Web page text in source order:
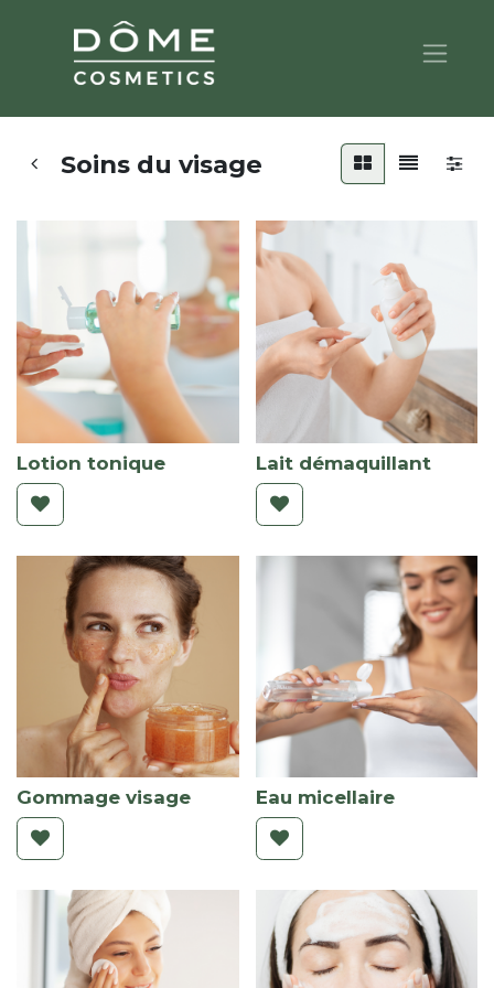
Soins du visage
Lotion tonique Lait démaquillant
Gommage visage Eau micellaire